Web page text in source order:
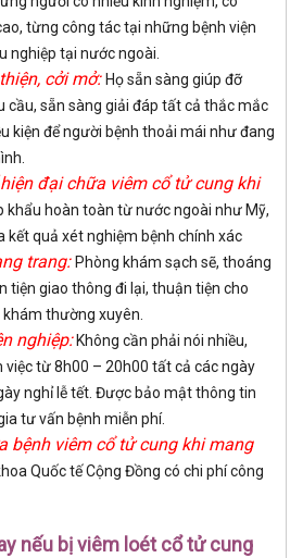
từng công tác tại những bệnh viện
nghiệp tại nước ngoài.
cởi mở: Họ sẵn sàng giúp đỡ
cầu, sẵn sàng giải đáp tất cả thắc mắc
kiện để người bệnh thoải mái như đang
đại chữa viêm cổ tử cung khi
hoàn toàn từ nước ngoài như Mỹ,
kết quả xét nghiệm bệnh chính xác
trang: Phòng khám sạch sẽ, thoáng
tiện giao thông đi lại, thuận tiện cho
thường xuyên.
nghiệp:Không cần phải nói nhiều,
việc từ 8h00 – 20h00 tất cả các ngày
nghỉ lễ tết. Được bảo mật thông tin
tư vấn bệnh miễn phí.
bệnh viêm cổ tử cung khi mang
Quốc tế Cộng Đồng có chi phí công
nếu bị viêm loét cổ tử cung